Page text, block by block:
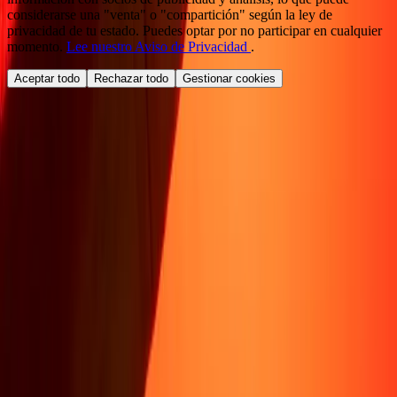
considerarse una "venta" o "compartición" según la ley de
privacidad de tu estado. Puedes optar por no participar en cualquier
momento. Lee nuestro Aviso de Privacidad .
Aceptar todo Rechazar todo Gestionar cookies